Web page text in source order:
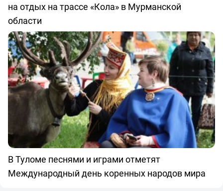
на отдых на трассе «Кола» в Мурманской
области
В Туломе песнями и играми отметят
Международный день коренных народов мира